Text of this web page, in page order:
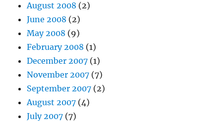
August 2008 (2)
June 2008 (2)
May 2008 (9)
February 2008 (1)
December 2007 (1)
November 2007 (7)
September 2007 (2)
August 2007 (4)
July 2007 (7)